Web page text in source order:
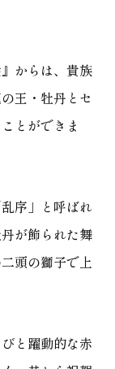
からは、貴族
王・牡丹とセ
とができま
序」と呼ばれ
が飾られた舞
頭の獅子で上
と躍動的な赤